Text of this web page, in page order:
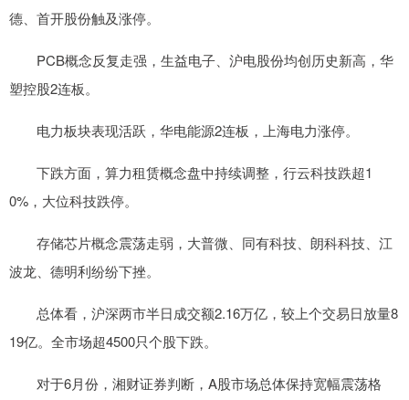
德、首开股份触及涨停。
PCB概念反复走强，生益电子、沪电股份均创历史新高，华
塑控股2连板。
电力板块表现活跃，华电能源2连板，上海电力涨停。
下跌方面，算力租赁概念盘中持续调整，行云科技跌超1
0%，大位科技跌停。
存储芯片概念震荡走弱，大普微、同有科技、朗科科技、江
波龙、德明利纷纷下挫。
总体看，沪深两市半日成交额2.16万亿，较上个交易日放量8
19亿。全市场超4500只个股下跌。
对于6月份，湘财证券判断，A股市场总体保持宽幅震荡格